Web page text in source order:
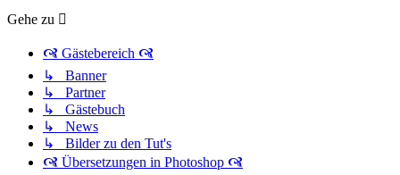
Gehe zu
🙧 Gästebereich 🙧
↳ Banner
↳ Partner
↳ Gästebuch
↳ News
↳ Bilder zu den Tut's
🙧 Übersetzungen in Photoshop 🙧